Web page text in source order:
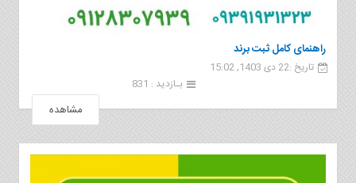
راهنمای کامل ثبت برند
تاریخ :22 دی 1403, 15:02
بـازدید : 831
مشاهده